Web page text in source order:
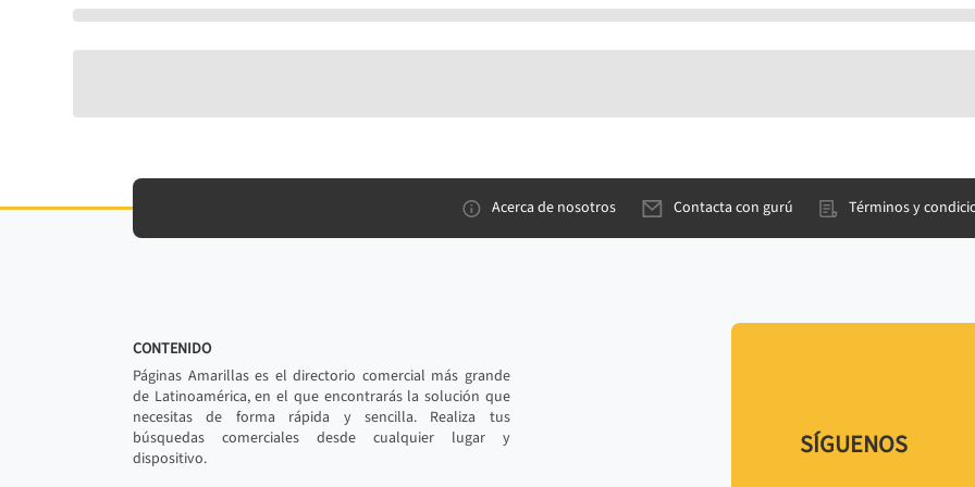
Acerca de nosotros Contacta con gurú Términos y
CONTENIDO
Páginas Amarillas es el directorio comercial más grande
de Latinoamérica, en el que encontrarás la solución que
necesitas de forma rápida y sencilla. Realiza tus
búsquedas comerciales desde cualquier lugar y
dispositivo.
SÍGUENOS